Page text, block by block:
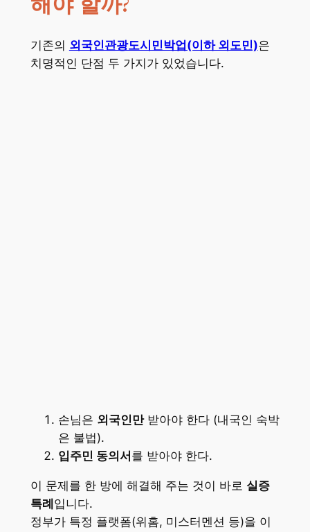
기존의 외국인관광도시민박업(이하 외도민)은
치명적인 단점 두 가지가 있었습니다.
손님은 외국인만받아야 한다 (내국인 숙박
은 불법).
입주민 동의서 를 받아야 한다.
이 문제를 한 방에 해결해 주는 것이 바로 실증
특례 입니다.
정부가 특정 플랫폼(위홈, 미스터멘션 등)을 이